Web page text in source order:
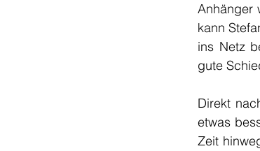
Anhänger
kann
ins Netz
gute
Direkt
etwas
Zeit